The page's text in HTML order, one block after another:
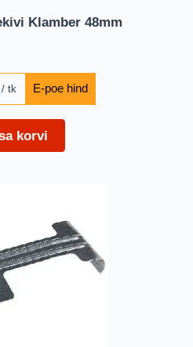
Klamber 48mm
tk
korvi